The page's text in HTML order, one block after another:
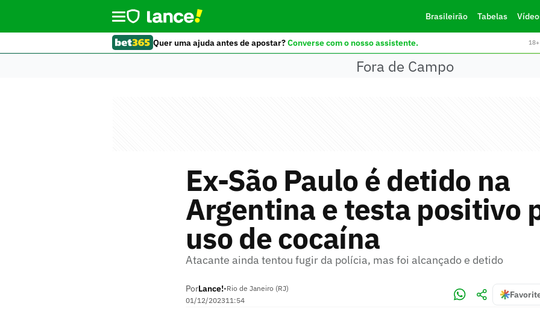
Brasileirão Tabelas
Quer uma ajuda antes de apostar?Converse com o nosso assistente.
Fora de Campo
Ex-São Paulo é detido na
Argentina e testa positivo
uso de cocaína
Atacante ainda tentou fugir da polícia, mas foi alcançado e detido
PorLance!•Rio de Janeiro (RJ)
01/12/202311:54